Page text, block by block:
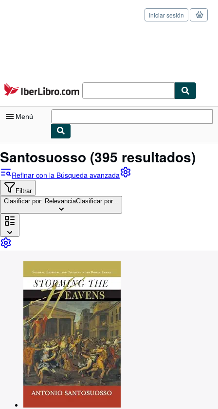
Pasar al contenido principal
IberLibro.com
Iniciar sesión
Menú
Mi cuenta
Consultar mis pedidos
Cerrar sesión
Búsqueda avanzada
Colecciones
Libros antiguos
Vendedores
Comenzar a vender
Ayuda
CERRAR
Santosuosso (395 resultados)
Refinar con la Búsqueda avanzada
Filtrar
Clasificar por: RelevanciaClasificar por...